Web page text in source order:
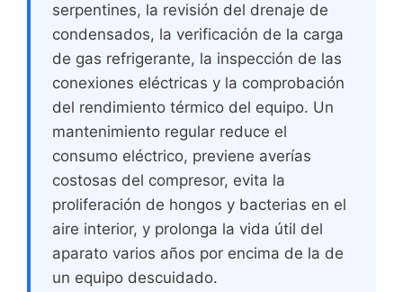
serpentines, la revisión del drenaje de
condensados, la verificación de la carga
de gas refrigerante, la inspección de las
conexiones eléctricas y la comprobación
del rendimiento térmico del equipo. Un
mantenimiento regular reduce el
consumo eléctrico, previene averías
costosas del compresor, evita la
proliferación de hongos y bacterias en el
aire interior, y prolonga la vida útil del
aparato varios años por encima de la de
un equipo descuidado.